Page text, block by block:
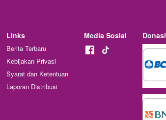
Links
Berita Terbaru
Kebijakan Privasi
Syarat dan Ketentuan
Laporan Distribusi
Media Sosial Donasi